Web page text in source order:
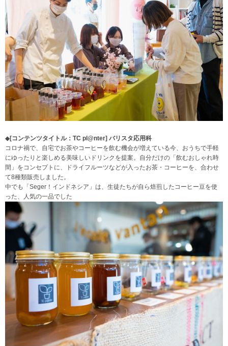
◆[コンテンツタイトル：TC pl@nter] バリスタ応用科
コロナ禍で、自宅でお茶やコーヒーを飲む機会が増えている今、おうちで手軽
にゆったりと楽しめる美味しいドリンクを提案。自分だけの「飲むおしゃれ時
間」をコンセプトに、ドライフルーツなどが入ったお茶・コーヒーを、合わせ
て8種類販売しました。
中でも「Seger！インドネシア」は、生徒たちが自ら焙煎したコーヒー豆を使
った、人気の一品でした